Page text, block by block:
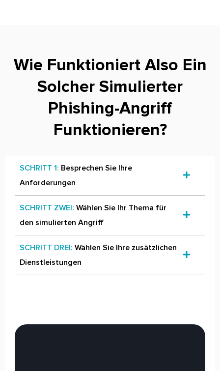
Wie Funktioniert Also Ein
Solcher Simulierter
Phishing-Angriff
Funktionieren?
SCHRITT 1: Besprechen Sie Ihre
Anforderungen
SCHRITT ZWEI: Wählen Sie Ihr Thema für
den simulierten Angriff
SCHRITT DREI: Wählen Sie Ihre zusätzlichen
Dienstleistungen